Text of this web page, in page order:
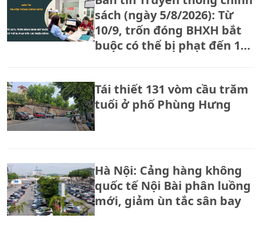
sách (ngày 5/8/2026): Từ
10/9, trốn đóng BHXH bắt
buộc có thể bị phạt đến 150
Tái thiết 131 vòm cầu trăm
tuổi ở phố Phùng Hưng
Hà Nội: Cảng hàng không
quốc tế Nội Bài phân luồng
mới, giảm ùn tắc sân bay